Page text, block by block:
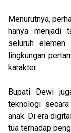
Menurutnya,
hanya menjadi
seluruh elemen
lingkungan
karakter.
Bupati Dewi
teknologi
anak. Di era
tua terhadap